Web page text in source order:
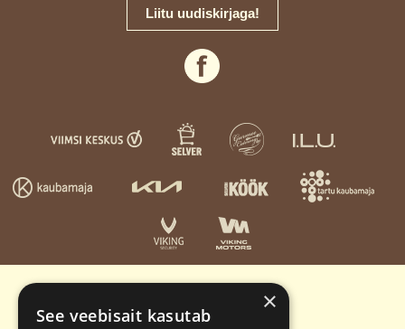
Liitu uudiskirjaga!
×
See veebisait kasutab